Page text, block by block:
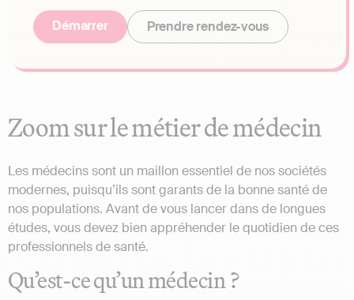
Démarrer Prendre rendez-vous
Zoom sur le métier de médecin
Les médecins sont un maillon essentiel de nos sociétés
modernes, puisqu’ils sont garants de la bonne santé de
nos populations. Avant de vous lancer dans de longues
études, vous devez bien appréhender le quotidien de ces
professionnels de santé.
Qu’est-ce qu’un médecin ?